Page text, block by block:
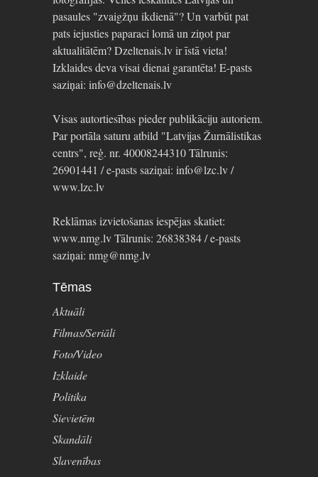
pasaules "zvaigžņu ikdienā"? Un varbūt pat
pats iejusties paparaci lomā un ziņot par
aktualitātēm? Dzeltenais.lv ir īstā vieta!
Izklaides deva visai dienai garantēta! E-pasts
saziņai: info@dzeltenais.lv
Visas autortiesības pieder publikāciju autoriem.
Par portāla saturu atbild "Latvijas Žurnālistikas
centrs", reģ. nr. 40008244310 Tālrunis:
26901441 / e-pasts saziņai: info@lzc.lv /
www.lzc.lv
Reklāmas izvietošanas iespējas skatiet:
www.nmg.lv Tālrunis: 26838384 / e-pasts
saziņai: nmg@nmg.lv
Tēmas
Aktuāli
Filmas/Seriāli
Foto/Video
Izklaide
Politika
Sievietēm
Skandāli
Slavenības